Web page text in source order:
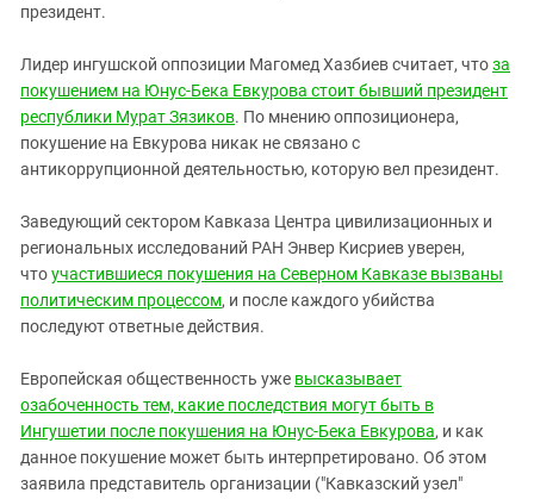
президент.
Лидер ингушской оппозиции Магомед Хазбиев считает, чтоза
покушением на Юнус-Бека Евкурова стоит бывший президент
республики Мурат Зязиков. По мнению оппозиционера,
покушение на Евкурова никак не связано с
антикоррупционной деятельностью, которую вел президент.
Заведующий сектором Кавказа Центра цивилизационных и
региональных исследований РАН Энвер Кисриев уверен,
чтоучастившиеся покушения на Северном Кавказе вызваны
политическим процессом, и после каждого убийства
последуют ответные действия.
Европейская общественность уже высказывает
озабоченность тем, какие последствия могут быть в
Ингушетии после покушения на Юнус-Бека Евкурова, и как
данное покушение может быть интерпретировано. Об этом
заявила представитель организации ("Кавказский узел"